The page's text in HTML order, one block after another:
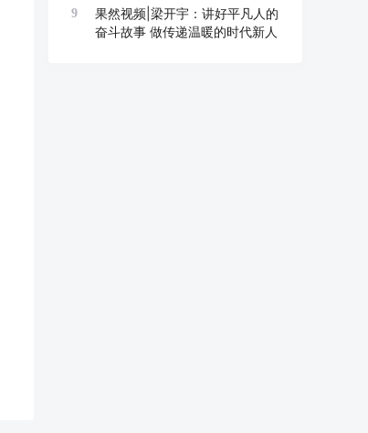
9
果然视频|梁开宇：讲好平凡人的
奋斗故事 做传递温暖的时代新人